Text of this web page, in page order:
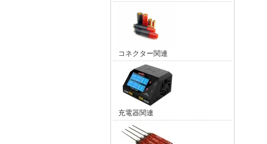
コネクター関連
充電器関連